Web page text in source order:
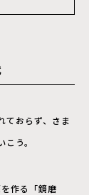
ておらず、さま
う。
作る「鏡磨